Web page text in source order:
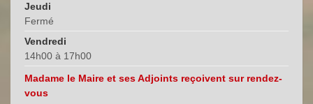
Jeudi
Fermé
Vendredi
14h00 à 17h00
Madame le Maire et ses Adjoints reçoivent sur rendez-
vous